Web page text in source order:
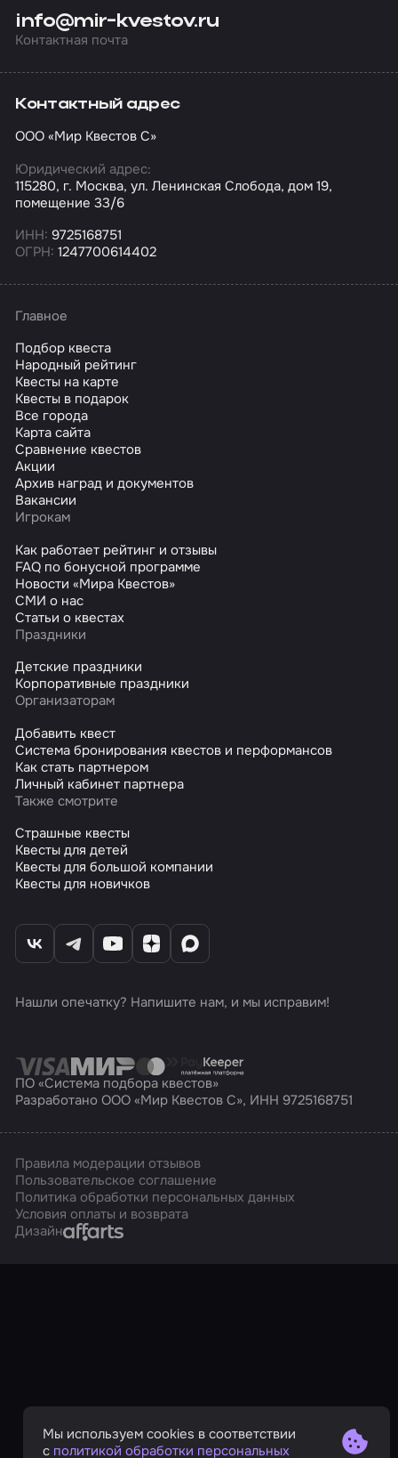
info@mir-kvestov.ru
Контактная почта
Контактный адрес
ООО «Мир Квестов С»
Юридический адрес:
115280, г. Москва, ул. Ленинская Слобода, дом 19,
помещение 33/6
ИНН: 9725168751
ОГРН: 1247700614402
Главное
Подбор квеста
Народный рейтинг
Квесты на карте
Квесты в подарок
Все города
Карта сайта
Сравнение квестов
Акции
Архив наград и документов
Вакансии
Игрокам
Как работает рейтинг и отзывы
FAQ по бонусной программе
Новости «Мира Квестов»
СМИ о нас
Статьи о квестах
Праздники
Детские праздники
Корпоративные праздники
Организаторам
Добавить квест
Система бронирования квестов и перформансов
Как стать партнером
Личный кабинет партнера
Также смотрите
Страшные квесты
Квесты для детей
Квесты для большой компании
Квесты для новичков
Нашли опечатку? Напишите нам, и мы исправим!
ПО «Система подбора квестов»
Разработано ООО «Мир Квестов С», ИНН 9725168751
Правила модерации отзывов
Пользовательское соглашение
Политика обработки персональных данных
Условия оплаты и возврата
ДизайнAffarts
Мы используем cookies в соответствии
с политикой обработки персональных